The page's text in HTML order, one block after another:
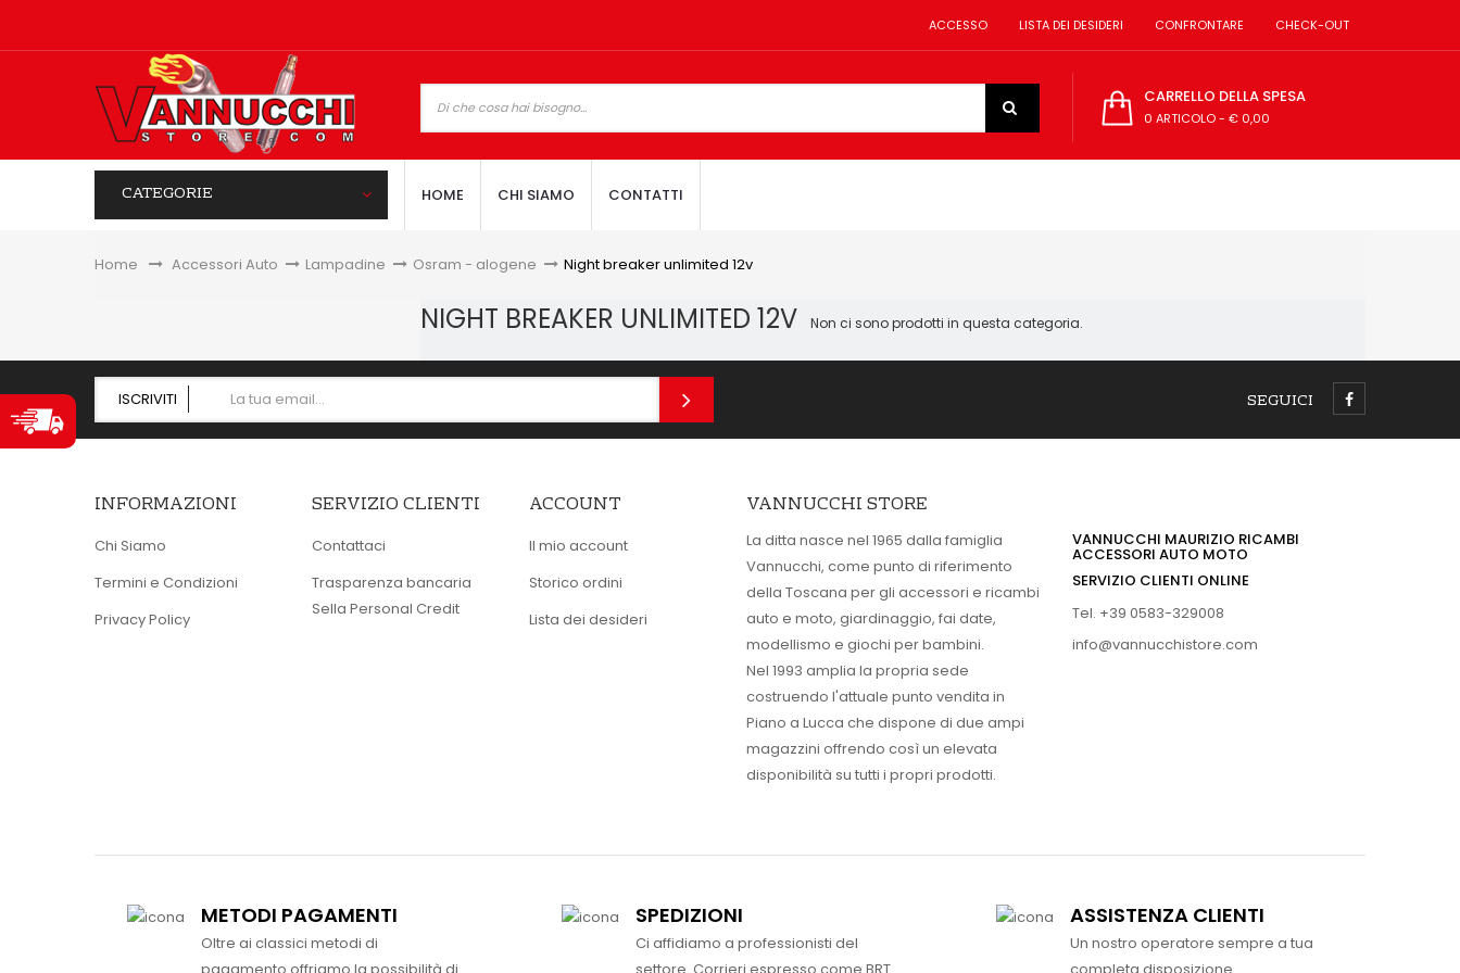
ACCESSO LISTA DEI DESIDERI CONFRONTARE CHECK-OUT
CARRELLO DELLA SPESA
0 ARTICOLO- € 0,00
CATEGORIE HOME CHI SIAMO CONTATTI
Home &gt;Accessori Auto > Lampadine > Osram - alogene > Night breaker unlimited 12v
NIGHT BREAKER UNLIMITED 12V Non ci sono prodotti in questa categoria.
ISCRIVITI SEGUICI
INFORMAZIONI
Chi Siamo
Termini e Condizioni
Privacy Policy
SERVIZIO CLIENTI
Contattaci
Trasparenza bancaria
Sella Personal Credit
ACCOUNT
Il mio account
Storico ordini
Lista dei desideri
VANNUCCHI STORE
La ditta nasce nel 1965 dalla famiglia
Vannucchi, come punto di riferimento
della Toscana per gli accessori e ricambi
auto e moto, giardinaggio, fai date,
modellismo e giochi per bambini.
Nel 1993 amplia la propria sede
costruendo l'attuale punto vendita in
Piano a Lucca che dispone di due ampi
magazzini offrendo così un elevata
disponibilità su tutti i propri prodotti.
VANNUCCHI MAURIZIO RICAMBI
ACCESSORI AUTO MOTO
SERVIZIO CLIENTI ONLINE
Tel. +39 0583-329008
info@vannucchistore.com
METODI PAGAMENTI
Oltre ai classici metodi di
pagamento offriamo la possibilità di
SPEDIZIONI
Ci affidiamo a professionisti del
settore. Corrieri espresso come BRT
ASSISTENZA CLIENTI
Un nostro operatore sempre a tua
completa disposizione